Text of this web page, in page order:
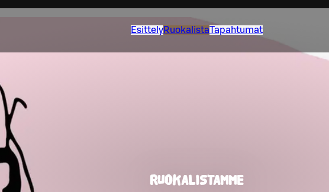
EsittelyRuokalistaTapahtumat
RUOKALISTAMME